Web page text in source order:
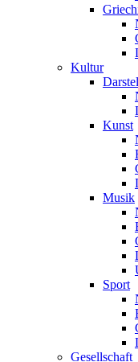
Kultur
Kunst
Musik
Sport
Gesellschaft